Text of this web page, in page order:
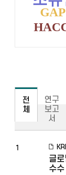
GAP
전
체
연구
보고
서
1
글
수수